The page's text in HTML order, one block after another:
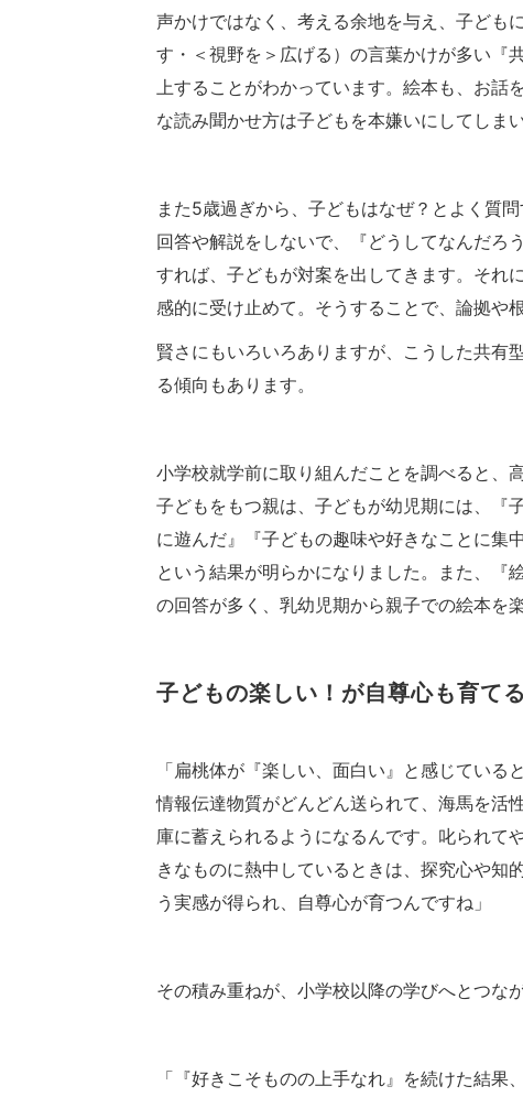
声かけではなく、考える余地を与え、子ども
す・＜視野を＞広げる）の言葉かけが多い『
上することがわかっています。絵本も、お話
な読み聞かせ方は子どもを本嫌いにしてしまい
また5歳過ぎから、子どもはなぜ？とよく質
回答や解説をしないで、『どうしてなんだろ
すれば、子どもが対案を出してきます。それ
感的に受け止めて。そうすることで、論拠や
賢さにもいろいろありますが、こうした共有
る傾向もあります。
小学校就学前に取り組んだことを調べると、
子どもをもつ親は、子どもが幼児期には、『
に遊んだ』『子どもの趣味や好きなことに集
という結果が明らかになりました。また、『
の回答が多く、乳幼児期から親子での絵本を
子どもの楽しい！が自尊心も育てる
「扁桃体が『楽しい、面白い』と感じてい
情報伝達物質がどんどん送られて、海馬を活
庫に蓄えられるようになるんです。叱られて
きなものに熱中しているときは、探究心や知
う実感が得られ、自尊心が育つんですね」
その積み重ねが、小学校以降の学びへとつなが
「『好きこそものの上手なれ』を続けた結